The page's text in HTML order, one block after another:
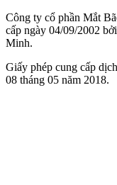
Công ty cổ phần Mắt
cấp ngày 04/09/2002
Minh.
Giấy phép cung cấp
08 tháng 05 năm 2018.